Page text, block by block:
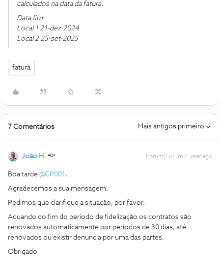
calculados na data da fatura.
Data fim
Local 1 21-dez-2024
Local 2 25-set-2025
fatura
7 Comentários Mais antigos primeiro
João H. Forum|Forum|1 year ago
Boa tarde @CP001 ,
Agradecemos a sua mensagem.
Pedimos que clarifique a situação, por favor.
Aquando do fim do período de fidelização os contratos são
renovados automaticamente por períodos de 30 dias, até
renovados ou existir denuncia por uma das partes.
Obrigado